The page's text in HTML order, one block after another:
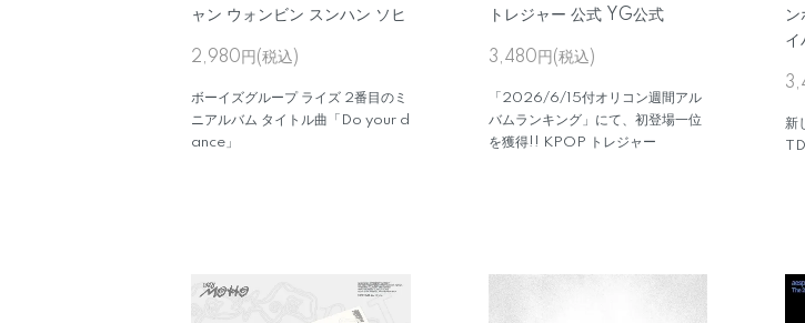
ャン ウォンビン スンハン ソヒ
2,980円(税込)
ボーイズグループ ライズ 2番目のミ
ニアルバム タイトル曲「Do your d
ance」
トレジャー 公式 YG公式
3,480円(税込)
「2026/6/15付オリコン週間アル
バムランキング」にて、初登場一位
を獲得!! KPOP トレジャー
イ
新